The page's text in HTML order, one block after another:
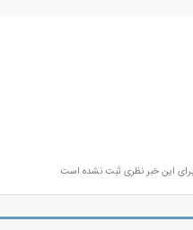
برای این خبر نظری ثبت نشده است